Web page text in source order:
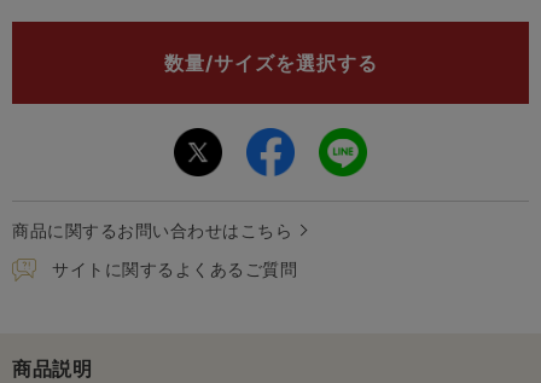
数量/サイズを選択する
商品に関するお問い合わせはこちら
サイトに関するよくあるご質問
商品説明